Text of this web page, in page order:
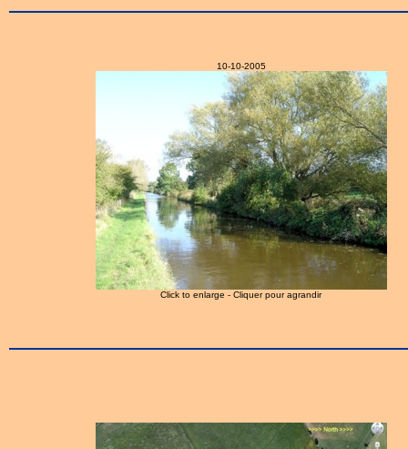
10-10-2005
Click to enlarge - Cliquer pour agrandir